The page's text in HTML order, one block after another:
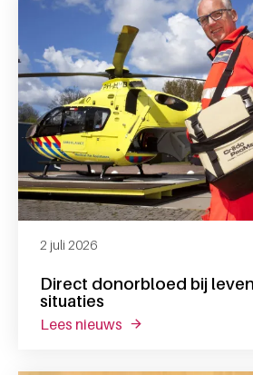
Direct donorbloed bij
situaties
2 juli 2026
lees nieuws over direct